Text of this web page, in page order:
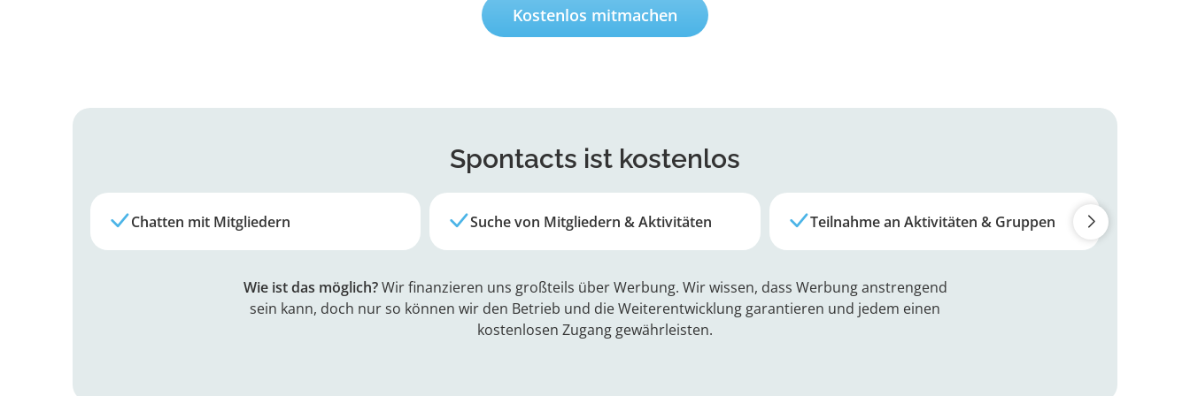
Kostenlos mitmachen
Spontacts ist kostenlos
Chatten mit Mitgliedern Suche von Mitgliedern & Aktivitäten Teilnahme an Aktivitäten & Gruppen
Wie ist das möglich?Wir finanzieren uns großteils über Werbung. Wir wissen, dass Werbung anstrengend
sein kann, doch nur so können wir den Betrieb und die Weiterentwicklung garantieren und jedem einen
kostenlosen Zugang gewährleisten.